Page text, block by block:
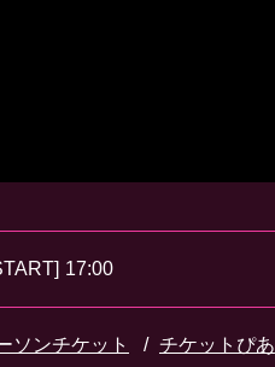
17:00
ソンチケット チケットぴあ